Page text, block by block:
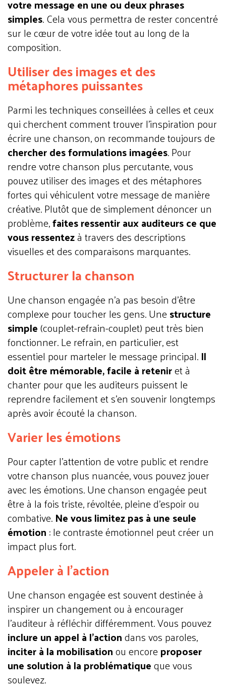
votre message en une ou deux phrases
simples. Cela vous permettra de rester concentré
sur le cœur de votre idée tout au long de la
composition.
Utiliser des images et des
métaphores puissantes
Parmi les techniques conseillées à celles et ceux
qui cherchent comment trouver l'inspiration pour
écrire une chanson, on recommande toujours de
chercher des formulations imagées. Pour
rendre votre chanson plus percutante, vous
pouvez utiliser des images et des métaphores
fortes qui véhiculent votre message de manière
créative. Plutôt que de simplement dénoncer un
problème,faites ressentir aux auditeurs ce que
vous ressentezà travers des descriptions
visuelles et des comparaisons marquantes.
Structurer la chanson
Une chanson engagée n'a pas besoin d'être
complexe pour toucher les gens. Unestructure
simple(couplet-refrain-couplet) peut très bien
fonctionner. Le refrain, en particulier, est
essentiel pour marteler le message principal.Il
doit être mémorable, facile à reteniret à
chanter pour que les auditeurs puissent le
reprendre facilement et s’en souvenir longtemps
après avoir écouté la chanson.
Varier les émotions
Pour capter l’attention de votre public et rendre
votre chanson plus nuancée, vous pouvez jouer
avec les émotions. Une chanson engagée peut
être à la fois triste, révoltée, pleine d’espoir ou
combative.Ne vous limitez pas à une seule
émotion: le contraste émotionnel peut créer un
impact plus fort.
Appeler à l'action
Une chanson engagée est souvent destinée à
inspirer un changement ou à encourager
l’auditeur à réfléchir différemment. Vous pouvez
inclure un appel à l’actiondans vos paroles,
inciter à la mobilisationou encoreproposer
une solution à la problématiqueque vous
soulevez.